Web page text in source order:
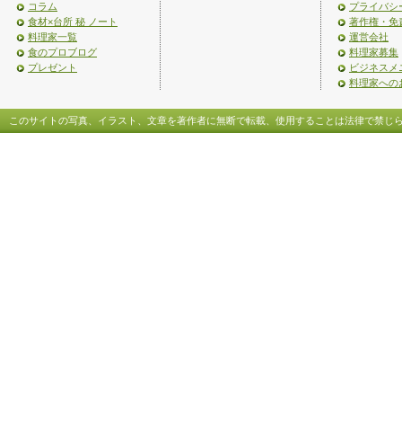
コラム
食材×台所 秘 ノート
料理家一覧
食のプロブログ
プレゼント
プライバシ
著作権・免
運営会社
料理家募集
ビジネスメ
料理家への
このサイトの写真、イラスト、文章を著作者に無断で転載、使用することは法律で禁じ